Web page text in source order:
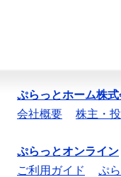
ぷらっとホーム株
会社概要
株主・
ぷらっとオンライン
ご利用ガイド
ぷ